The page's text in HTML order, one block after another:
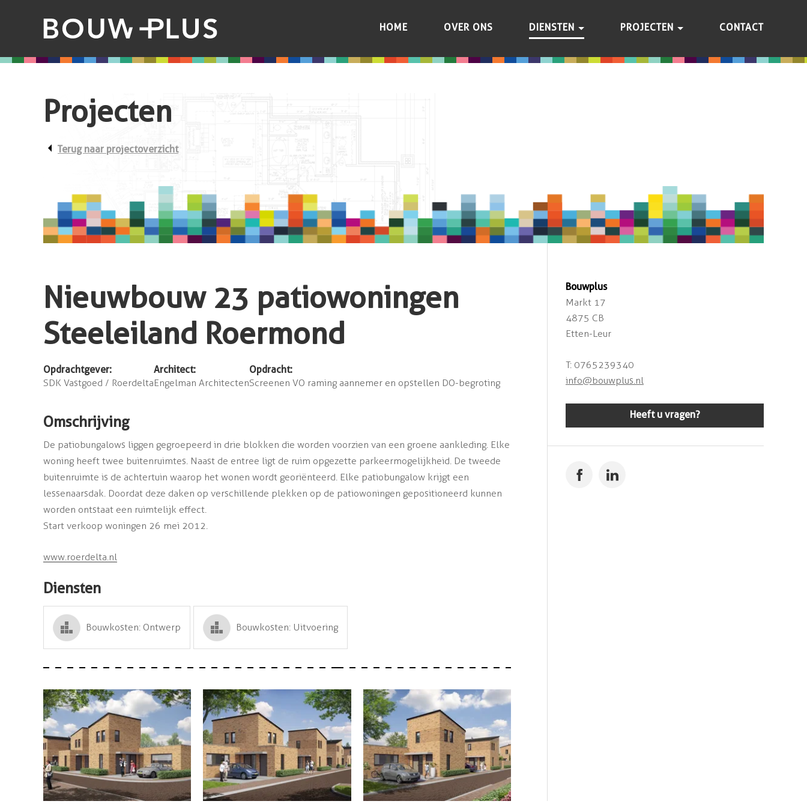
HOME OVER ONS DIENSTEN PROJECTEN CONTACT
Projecten
arrow_left Terug naar projectoverzicht
Nieuwbouw 23 patiowoningen
Steeleiland Roermond
Opdrachtgever:
SDK Vastgoed / Roerdelta
Architect:
Engelman Architecten
Opdracht:
Screenen VO raming aannemer en opstellen DO-begroting
Omschrijving
De patiobungalows liggen gegroepeerd in drie blokken die worden voorzien van een groene aankleding. Elke
woning heeft twee buitenruimtes. Naast de entree ligt de ruim opgezette parkeermogelijkheid. De tweede
buitenruimte is de achtertuin waarop het wonen wordt georiënteerd. Elke patiobungalow krijgt een
lessenaarsdak. Doordat deze daken op verschillende plekken op de patiowoningen gepositioneerd kunnen
worden ontstaat een ruimtelijk effect.
Start verkoop woningen 26 mei 2012.
www.roerdelta.nl
Diensten
Bouwkosten: Ontwerp Bouwkosten: Uitvoering
Bouwplus
Markt 17
4875 CB
Etten-Leur
T: 0765239340
info@bouwplus.nl
Heeft u vragen?